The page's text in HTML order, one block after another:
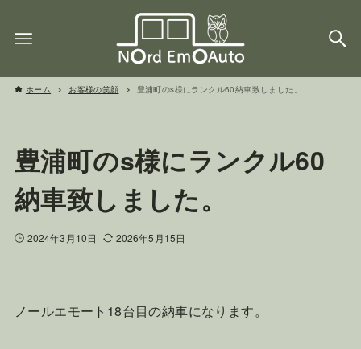
ホーム お客様の笑顔 豊浦町のs様にランクル60納車致しました。
豊浦町のs様にランクル60
納車致しました。
2024年3月10日 2026年5月15日
ノールエモート18台目の納車になります。